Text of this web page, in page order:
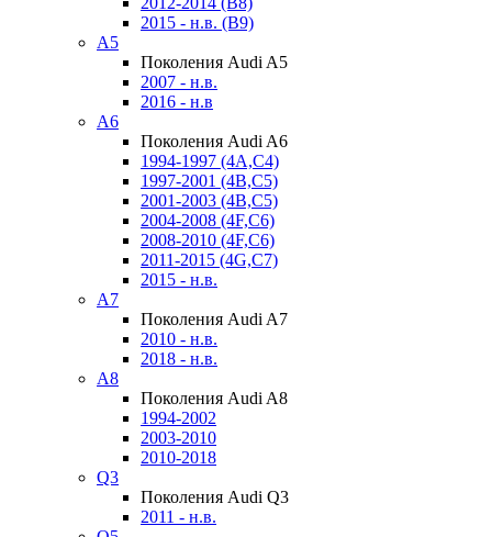
2015 - н.в. (B9)
A5
Поколения Audi A5
2007 - н.в.
2016 - н.в
A6
Поколения Audi A6
1994-1997 (4A,C4)
1997-2001 (4B,C5)
2001-2003 (4B,C5)
2004-2008 (4F,C6)
2008-2010 (4F,C6)
2011-2015 (4G,C7)
2015 - н.в.
A7
Поколения Audi A7
2010 - н.в.
2018 - н.в.
A8
Поколения Audi A8
1994-2002
2003-2010
2010-2018
Q3
Поколения Audi Q3
2011 - н.в.